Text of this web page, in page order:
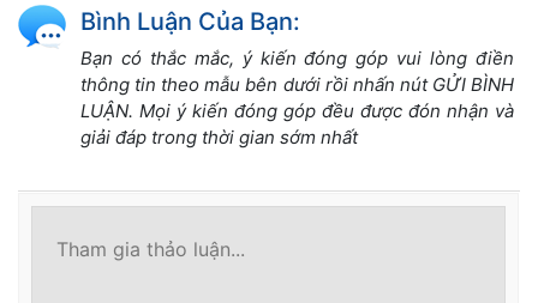
Bình Luận Của Bạn:
Bạn có thắc mắc, ý kiến đóng góp vui lòng điền
thông tin theo mẫu bên dưới rồi nhấn nút GỬI BÌNH
LUẬN. Mọi ý kiến đóng góp đều được đón nhận và
giải đáp trong thời gian sớm nhất